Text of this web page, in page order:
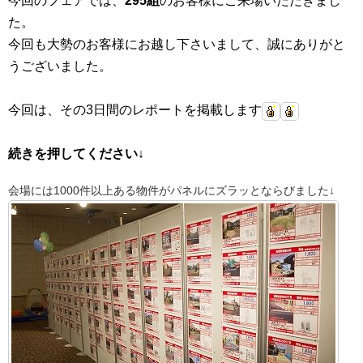
た。
今回も大勢のお客様にお越し下さいまして、誠にありがと
うございました。
今回は、その3日間のレポートを掲載します
続きを押してください↓
会場には1000件以上ある物件がパネルにズラッとならびました↓